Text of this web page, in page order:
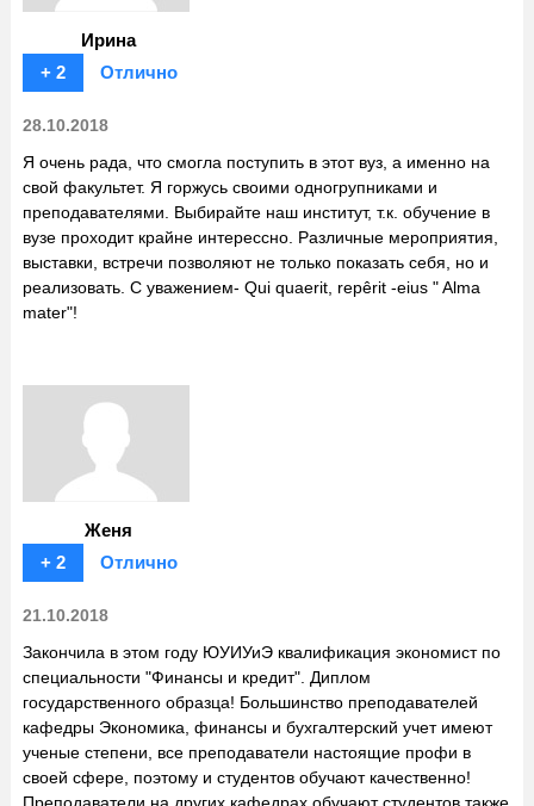
Ирина
+ 2
Отлично
28.10.2018
Я очень рада, что смогла поступить в этот вуз, а именно на
свой факультет. Я горжусь своими одногрупниками и
преподавателями. Выбирайте наш институт, т.к. обучение в
вузе проходит крайне интерессно. Различные мероприятия,
выставки, встречи позволяют не только показать себя, но и
реализовать. С уважением- Qui quaerit, repêrit -eius " Alma
mater"!
Женя
+ 2
Отлично
21.10.2018
Закончила в этом году ЮУИУиЭ квалификация экономист по
специальности "Финансы и кредит". Диплом
государственного образца! Большинство преподавателей
кафедры Экономика, финансы и бухгалтерский учет имеют
ученые степени, все преподаватели настоящие профи в
своей сфере, поэтому и студентов обучают качественно!
Преподаватели на других кафедрах обучают студентов также